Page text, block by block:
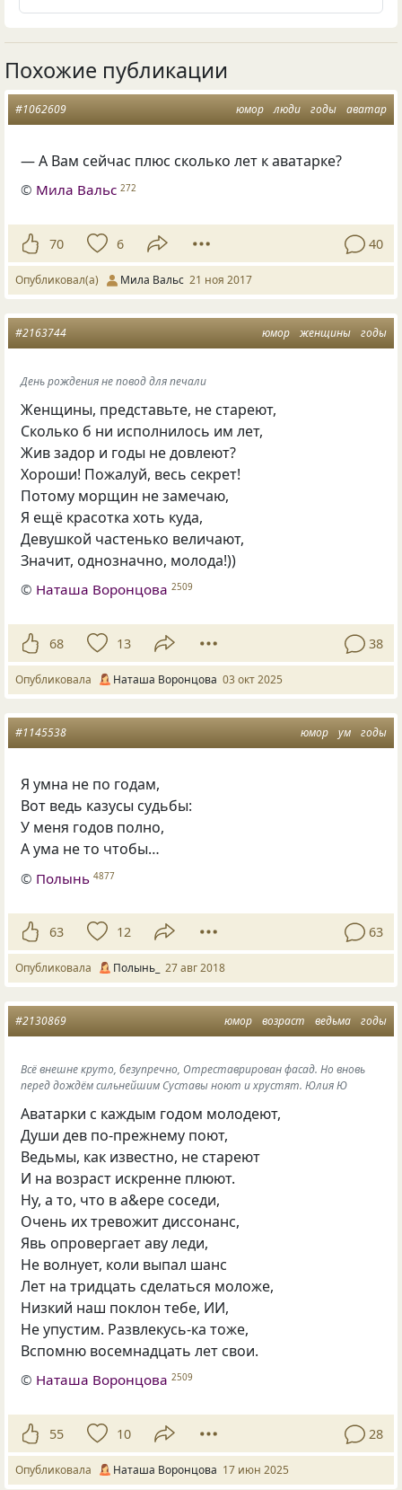
Похожие публикации
юмор люди годы аватар
#1062609
— А Вам сейчас плюс сколько лет к аватарке?
© Мила Вальс 272
70 6 40
Опубликовал(а) Мила Вальс 21 ноя 2017
юмор женщины годы
#2163744
День рождения не повод для печали
Женщины, представьте, не стареют,
Сколько б ни исполнилось им лет,
Жив задор и годы не довлеют?
Хороши! Пожалуй, весь секрет!
Потому морщин не замечаю,
Я ещё красотка хоть куда,
Девушкой частенько величают,
Значит, однозначно, молода!))
© Наташа Воронцова 2509
68 13 38
Опубликовала Наташа Воронцова 03 окт 2025
юмор ум годы
#1145538
Я умна не по годам,
Вот ведь казусы судьбы:
У меня годов полно,
А ума не то чтобы…
© Полынь 4877
63 12 63
Опубликовала Полынь_ 27 авг 2018
юмор возраст ведьма годы
#2130869
Всё внешне круто, безупречно, Отреставрирован фасад. Но вновь
перед дождём сильнейшим Суставы ноют и хрустят. Юлия Ю
Аватарки с каждым годом молодеют,
Души дев по-прежнему поют,
Ведьмы, как известно, не стареют
И на возраст искренне плюют.
Ну, а то, что в а&ере соседи,
Очень их тревожит диссонанс,
Явь опровергает аву леди,
Не волнует, коли выпал шанс
Лет на тридцать сделаться моложе,
Низкий наш поклон тебе, ИИ,
Не упустим. Развлекусь-ка тоже,
Вспомню восемнадцать лет свои.
© Наташа Воронцова 2509
55 10 28
Опубликовала Наташа Воронцова 17 июн 2025